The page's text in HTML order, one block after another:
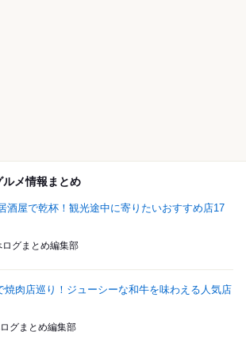
メ情報まとめ
酒屋で乾杯！観光途中に寄りたいおすすめ店17
ログまとめ編集部
焼肉店巡り！ジューシーな和牛を味わえる人気店
グまとめ編集部